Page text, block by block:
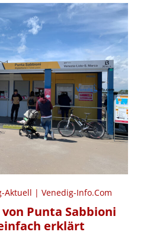
Aktuell | Venedig-Info.Com
Punta Sabbioni
erklärt